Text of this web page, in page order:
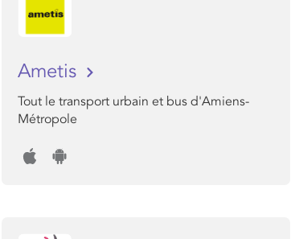
Ametis
Tout le transport urbain et bus d'Amiens-
Métropole